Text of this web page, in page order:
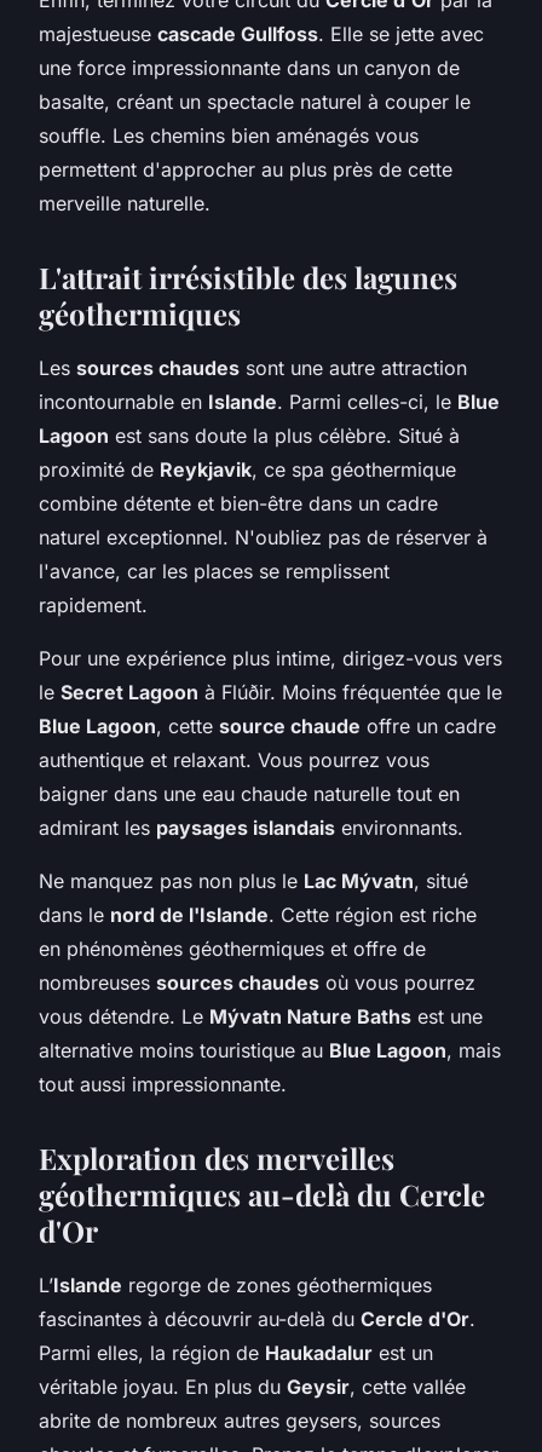
majestueuse cascade Gullfoss. Elle se jette avec
une force impressionnante dans un canyon de
basalte, créant un spectacle naturel à couper le
souffle. Les chemins bien aménagés vous
permettent d'approcher au plus près de cette
merveille naturelle.
L'attrait irrésistible des lagunes
géothermiques
Les sources chaudes sont une autre attraction
incontournable en Islande. Parmi celles-ci, le Blue
Lagoon est sans doute la plus célèbre. Situé à
proximité de Reykjavik, ce spa géothermique
combine détente et bien-être dans un cadre
naturel exceptionnel. N'oubliez pas de réserver à
l'avance, car les places se remplissent
rapidement.
Pour une expérience plus intime, dirigez-vous vers
le Secret Lagoon à Flúðir. Moins fréquentée que le
Blue Lagoon, cette source chaude offre un cadre
authentique et relaxant. Vous pourrez vous
baigner dans une eau chaude naturelle tout en
admirant les paysages islandais environnants.
Ne manquez pas non plus le Lac Mývatn, situé
dans le nord de l'Islande. Cette région est riche
en phénomènes géothermiques et offre de
nombreuses sources chaudes où vous pourrez
vous détendre. Le Mývatn Nature Baths est une
alternative moins touristique au Blue Lagoon, mais
tout aussi impressionnante.
Exploration des merveilles
géothermiques au-delà du Cercle
d'Or
L’Islande regorge de zones géothermiques
fascinantes à découvrir au-delà du Cercle d'Or.
Parmi elles, la région de Haukadalur est un
véritable joyau. En plus du Geysir, cette vallée
abrite de nombreux autres geysers, sources